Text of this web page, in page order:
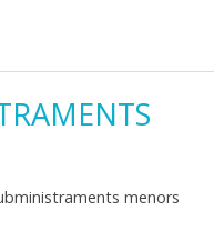
menors